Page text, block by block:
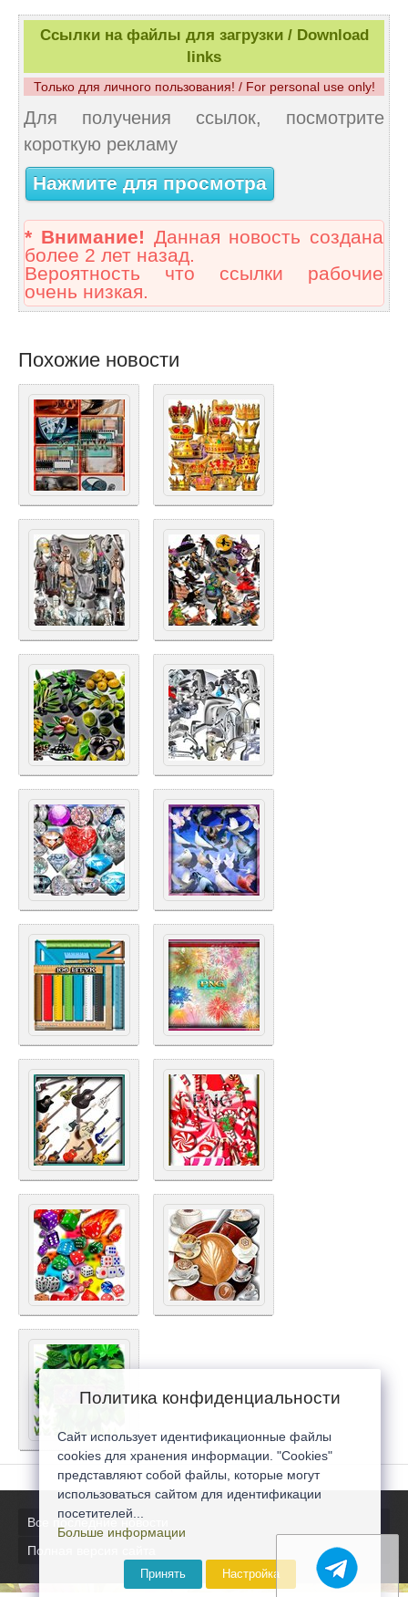
Ссылки на файлы для загрузки / Download
links
Только для личного пользования! / For personal use only!
Для получения ссылок, посмотрите
короткую рекламу
Нажмите для просмотра
* Внимание! Данная новость создана
более 2 лет назад.
Вероятность что ссылки рабочие
очень низкая.
Похожие новости
Все последние новости
Полная версия сайта
Политика конфиденциальности
Сайт использует идентификационные файлы
cookies для хранения информации. "Cookies"
представляют собой файлы, которые могут
использоваться сайтом для идентификации
посетителей...
Больше информации
Принять Настройка